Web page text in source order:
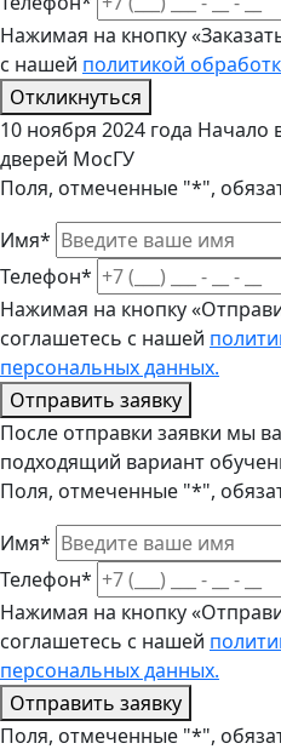
Нажимая на кнопку
с нашей политикой
Откликнуться
10 ноября 2024 года Начало
дверей МосГУ
Поля, отмеченные "*",
Имя*
Телефон*
Нажимая на кнопку
соглашетесь с нашей
персональных данных.
Отправить заявку
После отправки заявки мы
подходящий вариант
Поля, отмеченные "*",
Имя*
Телефон*
Нажимая на кнопку
соглашетесь с нашей
персональных данных.
Отправить заявку
Поля, отмеченные "*",